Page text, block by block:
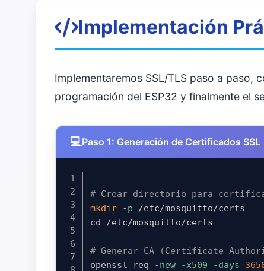
Implementación
Implementaremos SSL/TLS paso a
programación del ESP32 y finalmente el
Paso 1: Generación de Certificados SSL
# Crear directorio para
mkdir
-p
cd /etc/mosquitto/certs
# Generar CA (Certificate
openssl req
-new -x509 -days